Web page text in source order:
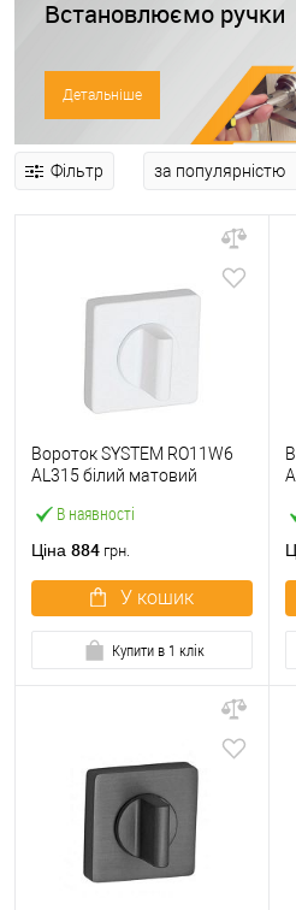
Встановлюємо ручки
Детальніше
Фільтр
В наявності
Вороток SYSTEM RO11W6
AL315 білий матовий
Ціна 884 грн.
У кошик
Купити в 1 клік